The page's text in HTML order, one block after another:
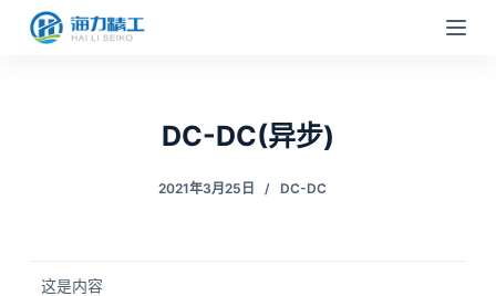
跳
DC-DC(异步)
2021年3月25日 DC-DC
这是内容